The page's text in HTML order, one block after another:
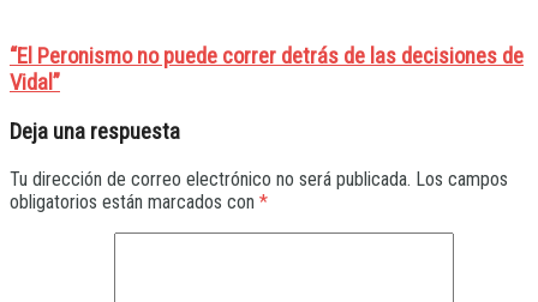
“El Peronismo no puede correr detrás de las decisiones de
Vidal”
Deja una respuesta
Tu dirección de correo electrónico no será publicada. Los campos
obligatorios están marcados con *